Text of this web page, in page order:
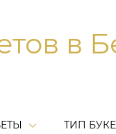
в
ТИП